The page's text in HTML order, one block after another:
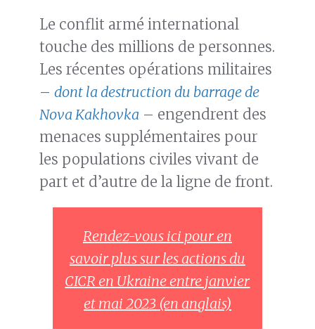
Le conflit armé international
touche des millions de personnes.
Les récentes opérations militaires
– dont la destruction du barrage de
Nova Kakhovka – engendrent des
menaces supplémentaires pour
les populations civiles vivant de
part et d’autre de la ligne de front.
Rendez-vous ici pour en
savoir plus sur les actions du
CICR en Ukraine entre janvier
et mai 2023 (en anglais)